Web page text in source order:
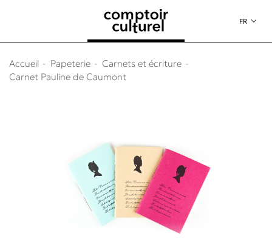
FR
Accueil Papeterie
Carnets et écriture
Carnet Pauline de Caumont